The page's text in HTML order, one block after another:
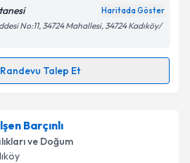
işlenmesine ilişkin
Aydınlatma
ve kişisel verilerimin belirtilen
Talebini Gönder
Haritada Göster
No:11, 34724 Mahallesi, 34724 Kadıköy/
Randevu Talep Et
Talebi
için randevu takvimi talebi
randevu almanız için bir
e-posta ile bilgilendireceğiz.
Barçınlı
ve Doğum